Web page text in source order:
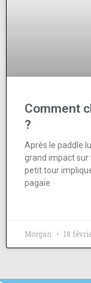
Comment
?
Après le paddle
grand impact sur
petit tour
pagaie
Morgan 18